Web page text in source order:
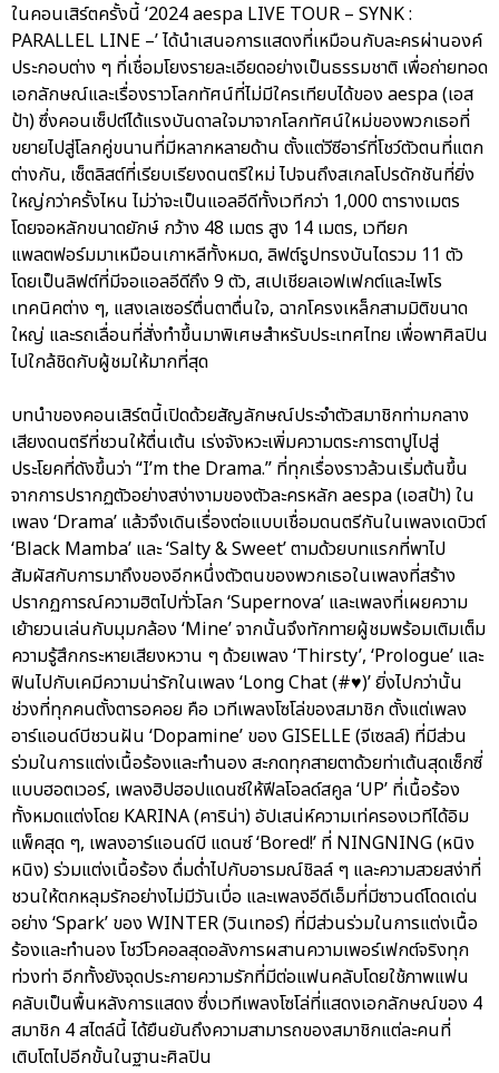
ในคอนเสิร์ตครั้งนี้ ‘2024 aespa LIVE TOUR – SYNK :
PARALLEL LINE –’ ได้นำเสนอการแสดงที่เหมือนกับละครผ่านองค์
ประกอบต่าง ๆ ที่เชื่อมโยงรายละเอียดอย่างเป็นธรรมชาติ เพื่อถ่ายทอด
เอกลักษณ์และเรื่องราวโลกทัศน์ที่ไม่มีใครเทียบได้ของ aespa (เอส
ป้า) ซึ่งคอนเซ็ปต์ได้แรงบันดาลใจมาจากโลกทัศน์ใหม่ของพวกเธอที่
ขยายไปสู่โลกคู่ขนานที่มีหลากหลายด้าน ตั้งแต่วีซีอาร์ที่โชว์ตัวตนที่แตก
ต่างกัน, เซ็ตลิสต์ที่เรียบเรียงดนตรีใหม่ ไปจนถึงสเกลโปรดักชันที่ยิ่ง
ใหญ่กว่าครั้งไหน ไม่ว่าจะเป็นแอลอีดีทั้งเวทีกว่า 1,000 ตารางเมตร
โดยจอหลักขนาดยักษ์ กว้าง 48 เมตร สูง 14 เมตร, เวทียก
แพลตฟอร์มมาเหมือนเกาหลีทั้งหมด, ลิฟต์รูปทรงบันไดรวม 11 ตัว
โดยเป็นลิฟต์ที่มีจอแอลอีดีถึง 9 ตัว, สเปเชียลเอฟเฟกต์และไพโร
เทคนิคต่าง ๆ, แสงเลเซอร์ตื่นตาตื่นใจ, ฉากโครงเหล็กสามมิติขนาด
ใหญ่ และรถเลื่อนที่สั่งทำขึ้นมาพิเศษสำหรับประเทศไทย เพื่อพาศิลปิน
ไปใกล้ชิดกับผู้ชมให้มากที่สุด
บทนำของคอนเสิร์ตนี้เปิดด้วยสัญลักษณ์ประจำตัวสมาชิกท่ามกลาง
เสียงดนตรีที่ชวนให้ตื่นเต้น เร่งจังหวะเพิ่มความตระการตาปูไปสู่
ประโยคที่ดังขึ้นว่า “I’m the Drama.” ที่ทุกเรื่องราวล้วนเริ่มต้นขึ้น
จากการปรากฏตัวอย่างสง่างามของตัวละครหลัก aespa (เอสป้า) ใน
เพลง ‘Drama’ แล้วจึงเดินเรื่องต่อแบบเชื่อมดนตรีกันในเพลงเดบิวต์
‘Black Mamba’ และ ‘Salty & Sweet’ ตามด้วยบทแรกที่พาไป
สัมผัสกับการมาถึงของอีกหนึ่งตัวตนของพวกเธอในเพลงที่สร้าง
ปรากฏการณ์ความฮิตไปทั่วโลก ‘Supernova’ และเพลงที่เผยความ
เย้ายวนเล่นกับมุมกล้อง ‘Mine’ จากนั้นจึงทักทายผู้ชมพร้อมเติมเต็ม
ความรู้สึกกระหายเสียงหวาน ๆ ด้วยเพลง ‘Thirsty’, ‘Prologue’ และ
ฟินไปกับเคมีความน่ารักในเพลง ‘Long Chat (#♥)’ ยิ่งไปกว่านั้น
ช่วงที่ทุกคนตั้งตารอคอย คือ เวทีเพลงโซโล่ของสมาชิก ตั้งแต่เพลง
อาร์แอนด์บีชวนฝัน ‘Dopamine’ ของ GISELLE (จีเซลล์) ที่มีส่วน
ร่วมในการแต่งเนื้อร้องและทำนอง สะกดทุกสายตาด้วยท่าเต้นสุดเซ็กซี่
แบบฮอตเวอร์, เพลงฮิปฮอปแดนซ์ให้ฟีลโอลด์สคูล ‘UP’ ที่เนื้อร้อง
ทั้งหมดแต่งโดย KARINA (คาริน่า) อัปเสน่ห์ความเท่ครองเวทีได้อิม
แพ็คสุด ๆ, เพลงอาร์แอนด์บี แดนซ์ ‘Bored!’ ที่ NINGNING (หนิง
หนิง) ร่วมแต่งเนื้อร้อง ดื่มด่ำไปกับอารมณ์ชิลล์ ๆ และความสวยสง่าที่
ชวนให้ตกหลุมรักอย่างไม่มีวันเบื่อ และเพลงอีดีเอ็มที่มีซาวนด์โดดเด่น
อย่าง ‘Spark’ ของ WINTER (วินเทอร์) ที่มีส่วนร่วมในการแต่งเนื้อ
ร้องและทำนอง โชว์โวคอลสุดอลังการผสานความเพอร์เฟกต์จริงทุก
ท่วงท่า อีกทั้งยังจุดประกายความรักที่มีต่อแฟนคลับโดยใช้ภาพแฟน
คลับเป็นพื้นหลังการแสดง ซึ่งเวทีเพลงโซโล่ที่แสดงเอกลักษณ์ของ 4
สมาชิก 4 สไตล์นี้ ได้ยืนยันถึงความสามารถของสมาชิกแต่ละคนที่
เติบโตไปอีกขั้นในฐานะศิลปิน